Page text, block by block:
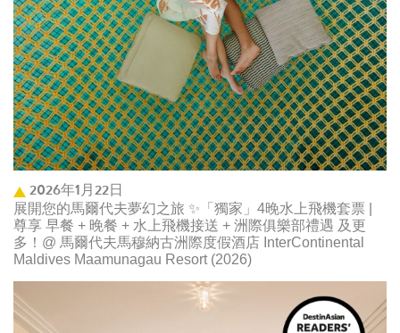
2026年1月22日
展開您的馬爾代夫夢幻之旅 ✨「獨家」4晚水上飛機套票 |
尊享 早餐 + 晚餐 + 水上飛機接送 + 洲際俱樂部禮遇 及更
多！@ 馬爾代夫馬穆納古洲際度假酒店 InterContinental
Maldives Maamunagau Resort (2026)